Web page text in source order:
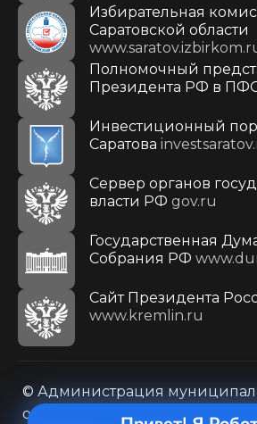
Избирательная
Саратовской области
Полномочный
Президента РФ в
Инвестиционный
Саратова
Сервер органов
власти РФ gov.ru
Государственная
Собрания РФ
Cайт Президента
www.kremlin.ru
© Администрация
образования городского